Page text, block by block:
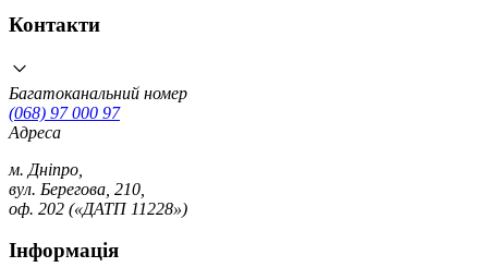
Контакти
Багатоканальний номер
(068) 97 000 97
Адреса
м. Дніпро,
вул. Берегова, 210,
оф. 202 («ДАТП 11228»)
Інформація